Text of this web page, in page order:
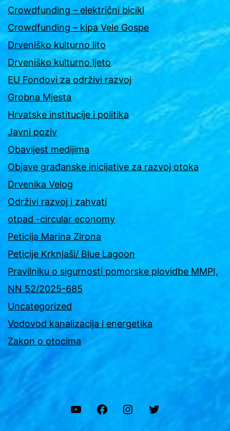
Crowdfunding – električni bicikl
Crowdfunding – kipa Vele Gospe
Drveniško kulturno lito
Drveniško kulturno ljeto
EU Fondovi za održivi razvoj
Grobna Mjesta
Hrvatske institucije i politika
Javni poziv
Obavijest medijima
Objave građanske inicijative za razvoj otoka
Drvenika Velog
Održivi razvoj i zahvati
otpad -circular economy
Peticija Marina Zirona
Peticije Krknjaši/ Blue Lagoon
Pravilniku o sigurnosti pomorske plovidbe MMPI,
NN 52/2025-685
Uncategorized
Vodovod kanalizacija i energetika
Zakon o otocima
YouTube FacebookInstagram